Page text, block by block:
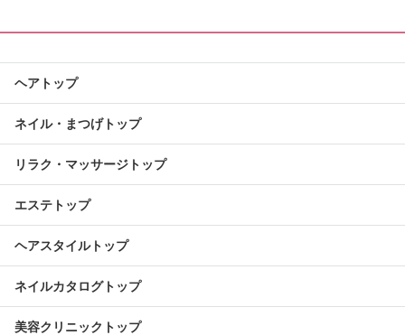
ヘアトップ
ネイル・まつげトップ
リラク・マッサージトップ
エステトップ
ヘアスタイルトップ
ネイルカタログトップ
美容クリニックトップ